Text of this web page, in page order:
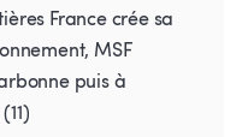
France crée sa
MSF
puis à